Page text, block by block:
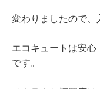
変わりましたので、
エコキュートは安
です。